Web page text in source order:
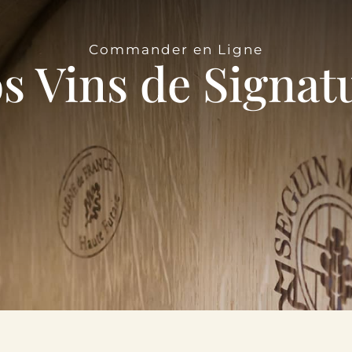
Commander en Ligne
Vins de